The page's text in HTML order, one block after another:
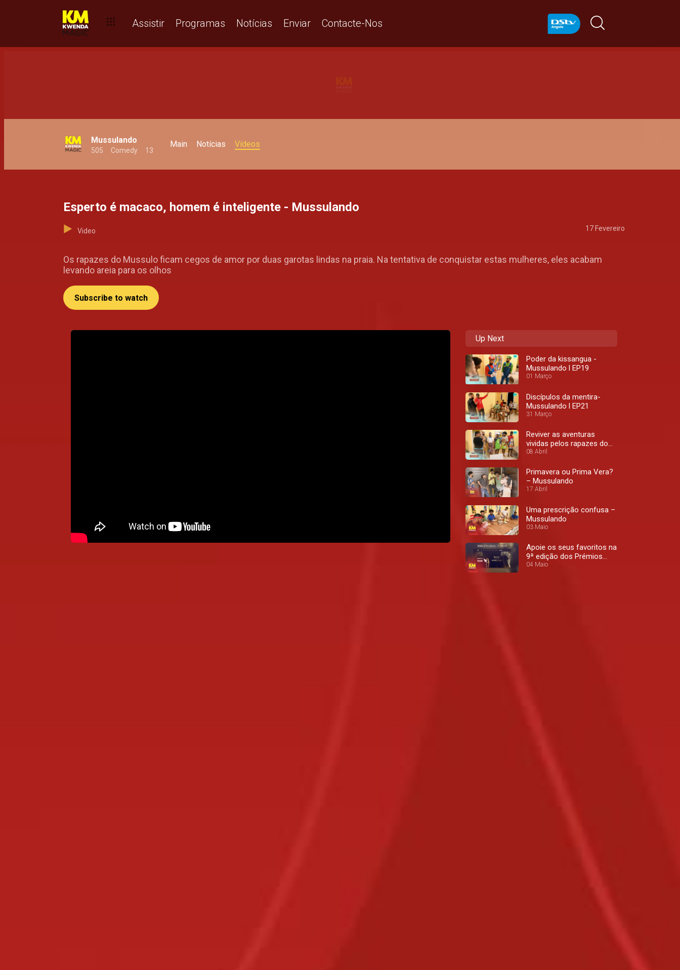
Assistir Programas Notícias Enviar Contacte-Nos
Mussulando
505 Comedy 13
Main Notícias Vídeos
Esperto é macaco, homem é inteligente - Mussulando
Video 17 Fevereiro
Os rapazes do Mussulo ficam cegos de amor por duas garotas lindas na praia. Na tentativa de conquistar estas mulheres, eles acabam
levando areia para os olhos
Subscribe to watch
Up Next
Poder da kissangua -
Mussulando l EP19
01 Março
Discípulos da mentira-
Mussulando l EP21
31 Março
Reviver as aventuras
vividas pelos rapazes do
Mussulo - Mussulando l
08 Abril
Primavera ou Prima Vera?
– Mussulando
17 Abril
Uma prescrição confusa –
Mussulando
03 Maio
Apoie os seus favoritos na
9ª edição dos Prémios
AMVCA – Kwenda Magic
04 Maio